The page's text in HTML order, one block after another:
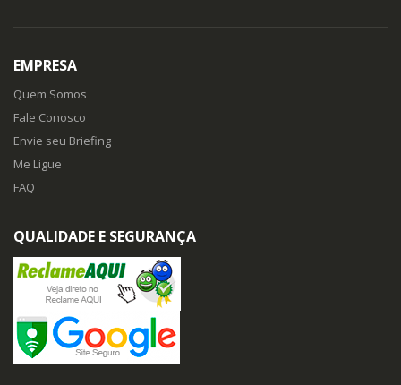
EMPRESA
Quem Somos
Fale Conosco
Envie seu Briefing
Me Ligue
FAQ
QUALIDADE E SEGURANÇA